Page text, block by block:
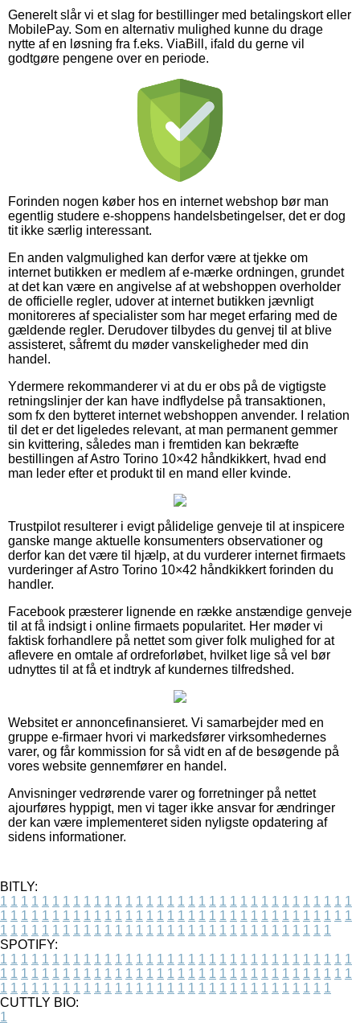
Generelt slår vi et slag for bestillinger med betalingskort eller
MobilePay. Som en alternativ mulighed kunne du drage
nytte af en løsning fra f.eks. ViaBill, ifald du gerne vil
godtgøre pengene over en periode.
Forinden nogen køber hos en internet webshop bør man
egentlig studere e-shoppens handelsbetingelser, det er dog
tit ikke særlig interessant.
En anden valgmulighed kan derfor være at tjekke om
internet butikken er medlem af e-mærke ordningen, grundet
at det kan være en angivelse af at webshoppen overholder
de officielle regler, udover at internet butikken jævnligt
monitoreres af specialister som har meget erfaring med de
gældende regler. Derudover tilbydes du genvej til at blive
assisteret, såfremt du møder vanskeligheder med din
handel.
Ydermere rekommanderer vi at du er obs på de vigtigste
retningslinjer der kan have indflydelse på transaktionen,
som fx den bytteret internet webshoppen anvender. I relation
til det er det ligeledes relevant, at man permanent gemmer
sin kvittering, således man i fremtiden kan bekræfte
bestillingen af Astro Torino 10×42 håndkikkert, hvad end
man leder efter et produkt til en mand eller kvinde.
Trustpilot resulterer i evigt pålidelige genveje til at inspicere
ganske mange aktuelle konsumenters observationer og
derfor kan det være til hjælp, at du vurderer internet firmaets
vurderinger af Astro Torino 10×42 håndkikkert forinden du
handler.
Facebook præsterer lignende en række anstændige genveje
til at få indsigt i online firmaets popularitet. Her møder vi
faktisk forhandlere på nettet som giver folk mulighed for at
aflevere en omtale af ordreforløbet, hvilket lige så vel bør
udnyttes til at få et indtryk af kundernes tilfredshed.
Websitet er annoncefinansieret. Vi samarbejder med en
gruppe e-firmaer hvori vi markedsfører virksomhedernes
varer, og får kommission for så vidt en af de besøgende på
vores website gennemfører en handel.
Anvisninger vedrørende varer og forretninger på nettet
ajourføres hyppigt, men vi tager ikke ansvar for ændringer
der kan være implementeret siden nyligste opdatering af
sidens informationer.
BITLY:
1 1 1 1 1 1 1 1 1 1 1 1 1 1 1 1 1 1 1 1 1 1 1 1 1 1 1 1 1 1 1 1 1 1
1 1 1 1 1 1 1 1 1 1 1 1 1 1 1 1 1 1 1 1 1 1 1 1 1 1 1 1 1 1 1 1 1 1
1 1 1 1 1 1 1 1 1 1 1 1 1 1 1 1 1 1 1 1 1 1 1 1 1 1 1 1 1 1 1 1
SPOTIFY:
1 1 1 1 1 1 1 1 1 1 1 1 1 1 1 1 1 1 1 1 1 1 1 1 1 1 1 1 1 1 1 1 1 1
1 1 1 1 1 1 1 1 1 1 1 1 1 1 1 1 1 1 1 1 1 1 1 1 1 1 1 1 1 1 1 1 1 1
1 1 1 1 1 1 1 1 1 1 1 1 1 1 1 1 1 1 1 1 1 1 1 1 1 1 1 1 1 1 1 1
CUTTLY BIO:
1